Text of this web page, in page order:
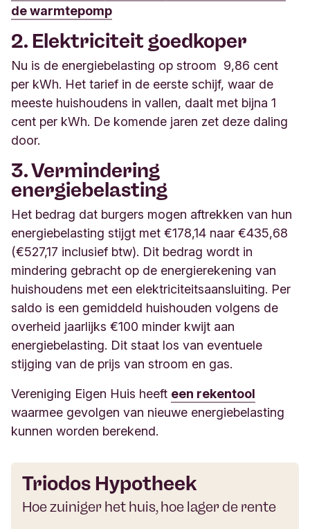
de warmtepomp
2. Elektriciteit goedkoper
Nu is de energiebelasting op stroom 9,86 cent
per kWh. Het tarief in de eerste schijf, waar de
meeste huishoudens in vallen, daalt met bijna 1
cent per kWh. De komende jaren zet deze daling
door.
3. Vermindering
energiebelasting
Het bedrag dat burgers mogen aftrekken van hun
energiebelasting stijgt met €178,14 naar €435,68
(€527,17 inclusief btw). Dit bedrag wordt in
mindering gebracht op de energierekening van
huishoudens met een elektriciteitsaansluiting. Per
saldo is een gemiddeld huishouden volgens de
overheid jaarlijks €100 minder kwijt aan
energiebelasting. Dit staat los van eventuele
stijging van de prijs van stroom en gas.
Vereniging Eigen Huis heeft een rekentool
waarmee gevolgen van nieuwe energiebelasting
kunnen worden berekend.
Triodos Hypotheek
Hoe zuiniger het huis, hoe lager de rente